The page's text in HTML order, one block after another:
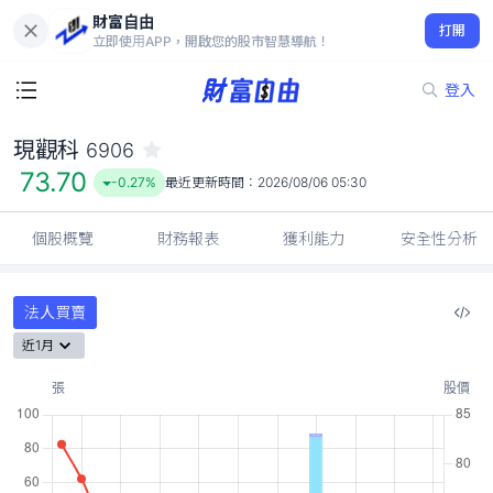
財富自由
立即使用APP，開啟您的股市智慧導航！
打開
登入
73.70
-0.27%
現觀科 6906
73.70 -0.27% 最近更新時間： 2026/08/06 05:30
個股概覽 財務報表 獲利能力 安全性分析
法人買賣
近1月